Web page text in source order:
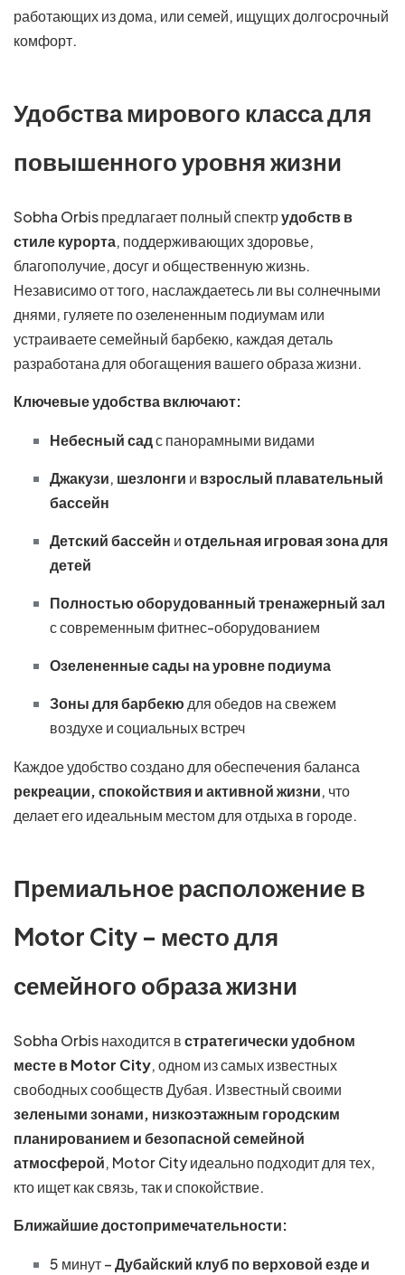
работающих из дома, или семей, ищущих долгосрочный
комфорт.
Удобства мирового класса для
повышенного уровня жизни
Sobha Orbis предлагает полный спектрудобств в
стиле курорта, поддерживающих здоровье,
благополучие, досуг и общественную жизнь.
Независимо от того, наслаждаетесь ли вы солнечными
днями, гуляете по озелененным подиумам или
устраиваете семейный барбекю, каждая деталь
разработана для обогащения вашего образа жизни.
Ключевые удобства включают:
Небесный садс панорамными видами
Джакузи, шезлонги и взрослый плавательный
бассейн
Детский бассейн иотдельная игровая зона для
детей
Полностью оборудованный тренажерный зал
с современным фитнес-оборудованием
Озелененные сады на уровне подиума
Зоны для барбекюдля обедов на свежем
воздухе и социальных встреч
Каждое удобство создано для обеспечения баланса
рекреации, спокойствия и активной жизни, что
делает его идеальным местом для отдыха в городе.
Премиальное расположение в
Motor City – место для
семейного образа жизни
Sobha Orbis находится встратегически удобном
месте в Motor City, одном из самых известных
свободных сообществ Дубая. Известный своими
зелеными зонами, низкоэтажным городским
планированием и безопасной семейной
атмосферой, Motor City идеально подходит для тех,
кто ищет как связь, так и спокойствие.
Ближайшие достопримечательности:
5 минут –Дубайский клуб по верховой езде и